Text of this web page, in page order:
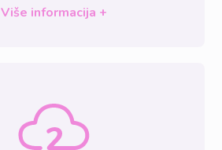
Više informacija +